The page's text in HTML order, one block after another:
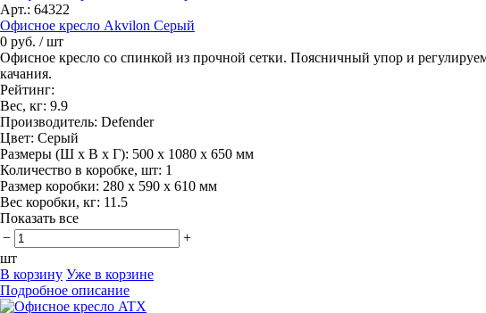
Арт.: 64322
Офисное кресло Akvilon Серый
0 руб. / шт
Офисное кресло со спинкой из прочной сетки. Поясничный упор и
качания.
Рейтинг:
Вес, кг: 9.9
Производитель: Defender
Цвет: Серый
Размеры (Ш x В x Г): 500 х 1080 х 650 мм
Количество в коробке, шт: 1
Размер коробки: 280 х 590 х 610 мм
Вес коробки, кг: 11.5
Показать все
−
+
шт
В корзину Уже в корзине
Подробное описание